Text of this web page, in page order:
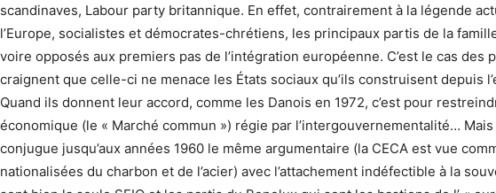
scandinaves, Labour party britannique. En effet, contrairement à la légende
l’Europe, socialistes et démocrates-chrétiens, les principaux partis de la
voire opposés aux premiers pas de l’intégration européenne. C’est le cas des
craignent que celle-ci ne menace les États sociaux qu’ils construisent depuis
Quand ils donnent leur accord, comme les Danois en 1972, c’est pour
économique (le « Marché commun ») régie par l’intergouvernementalité…
conjugue jusqu’aux années 1960 le même argumentaire (la CECA est vue
nationalisées du charbon et de l’acier) avec l’attachement indéfectible à la